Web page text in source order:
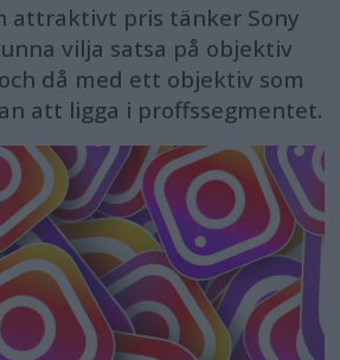
attraktivt pris tänker Sony
vilja satsa på objektiv
då med ett objektiv som
att ligga i proffssegmentet.